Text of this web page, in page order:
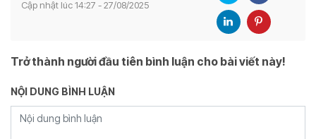
Cập nhật lúc 14:27 - 27/08/2025
Trở thành người đầu tiên bình luận cho bài viết này!
NỘI DUNG BÌNH LUẬN